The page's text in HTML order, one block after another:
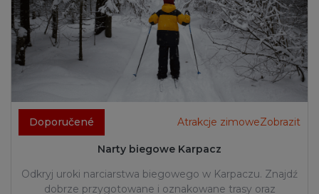
Doporučené Atrakcje zimoweZobrazit
Narty biegowe Karpacz
Odkryj uroki narciarstwa biegowego w Karpaczu. Znajdź
dobrze przygotowane i oznakowane trasy oraz